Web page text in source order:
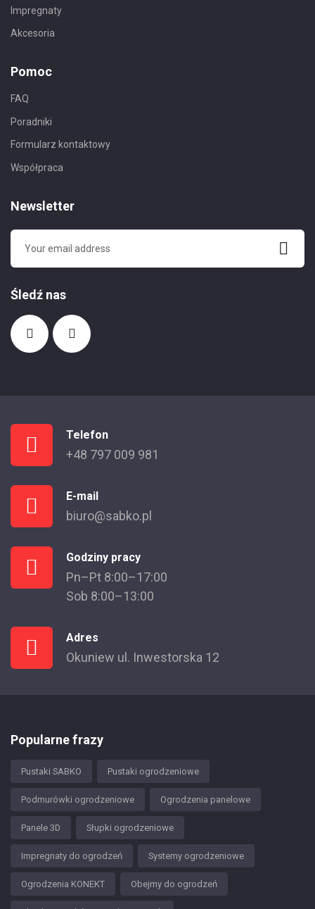
Impregnaty
Akcesoria
Pomoc
FAQ
Poradniki
Formularz kontaktowy
Współpraca
Newsletter
Śledź nas
Telefon
+48 797 009 981
E-mail
biuro@sabko.pl
Godziny pracy
Pn–Pt 8:00–17:00
Sob 8:00–13:00
Adres
Okuniew ul. Inwestorska 12
Popularne frazy
Pustaki SABKO Pustaki ogrodzeniowe
Podmurówki ogrodzeniowe Ogrodzenia panelowe
Panele 3D Słupki ogrodzeniowe
Impregnaty do ogrodzeń Systemy ogrodzeniowe
Ogrodzenia KONEKT Obejmy do ogrodzeń